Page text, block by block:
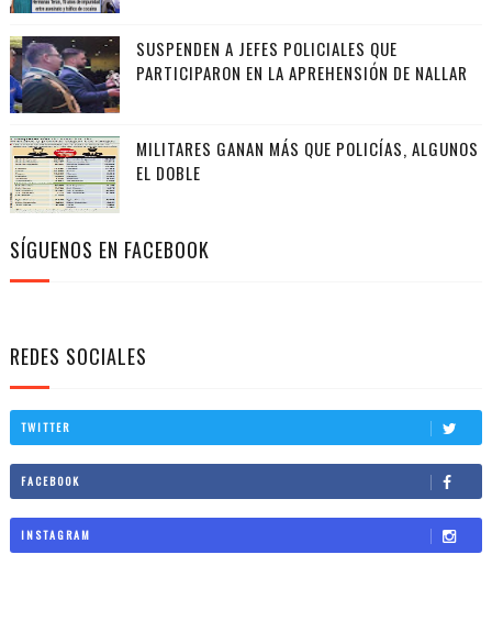
SUSPENDEN A JEFES POLICIALES QUE
PARTICIPARON EN LA APREHENSIÓN DE NALLAR
MILITARES GANAN MÁS QUE POLICÍAS, ALGUNOS
EL DOBLE
SÍGUENOS EN FACEBOOK
REDES SOCIALES
TWITTER
FACEBOOK
INSTAGRAM